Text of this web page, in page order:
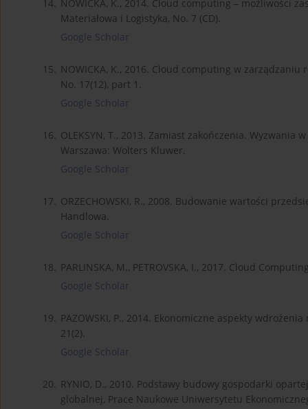
14. NOWICKA, K., 2014. Cloud computing – możliwości
Materiałowa i Logistyka, No. 7 (CD).
Google Scholar
15. NOWICKA, K., 2016. Cloud computing w
No. 17(12), part 1.
Google Scholar
16. OLEKSYN, T., 2013. Zamiast zakończenia. Wyzwania
Warszawa: Wolters Kluwer.
Google Scholar
17. ORZECHOWSKI, R., 2008. Budowanie wartości
Handlowa.
Google Scholar
18. PARLINSKA, M., PETROVSKA, I., 2017. Cloud
Google Scholar
19. PAZOWSKI, P., 2014. Ekonomiczne aspekty
21(2).
Google Scholar
20. RYNIO, D., 2010. Podstawy budowy gospodarki
globalnej, Prace Naukowe Uniwersytetu